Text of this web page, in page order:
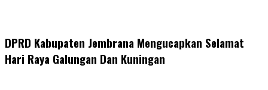
DPRD Kabupaten Jembrana Mengucapkan Selamat
Hari Raya Galungan Dan Kuningan